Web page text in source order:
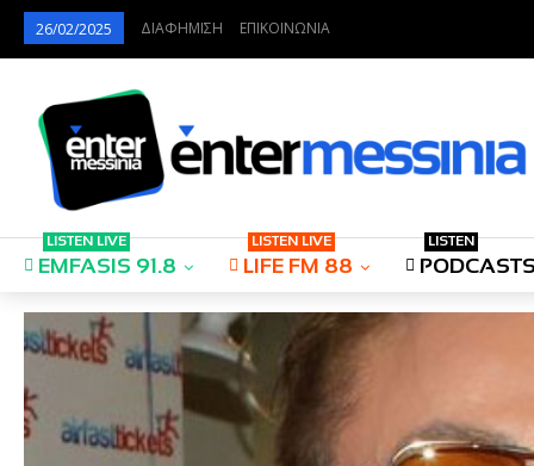
26/02/2025 ΔΙΑΦΗΜΙΣΗ ΕΠΙΚΟΙΝΩΝΙΑ
EMFASIS 91.8
LISTEN LIVE
LIFE FM 88
LISTEN LIVE LISTEN